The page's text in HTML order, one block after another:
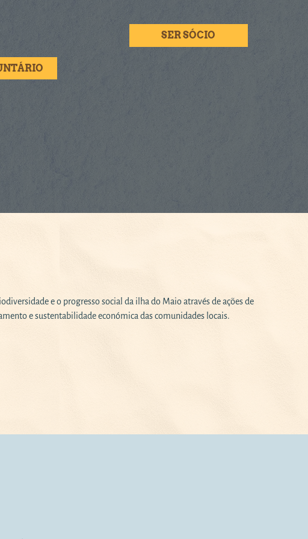
e o progresso social da ilha do Maio através de ações de
e sustentabilidade económica das comunidades locais.
SER SÓCIO